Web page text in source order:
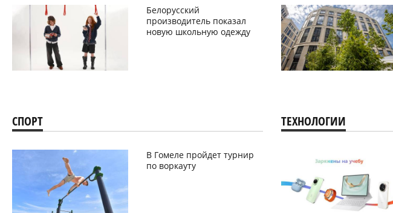
Белорусский
производитель показал
новую школьную одежду
СПОРТ
В Гомеле пройдет турнир
по воркауту
ТЕХНОЛОГИИ